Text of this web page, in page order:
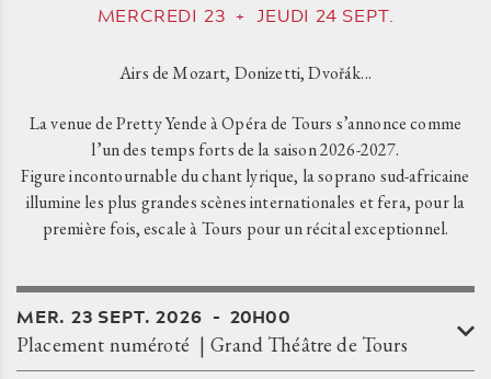
MERCREDI 23 + JEUDI24 SEPT.
Airs de Mozart, Donizetti, Dvořák...
La venue de Pretty Yende à Opéra de Tours s’annonce comme
l’un des temps forts de la saison 2026-2027.
Figure incontournable du chant lyrique, la soprano sud-africaine
illumine les plus grandes scènes internationales et fera, pour la
première fois, escale à Tours pour un récital exceptionnel.
MER. 23 SEPT. 2026 20H00
Placement numéroté Grand Théâtre de Tours